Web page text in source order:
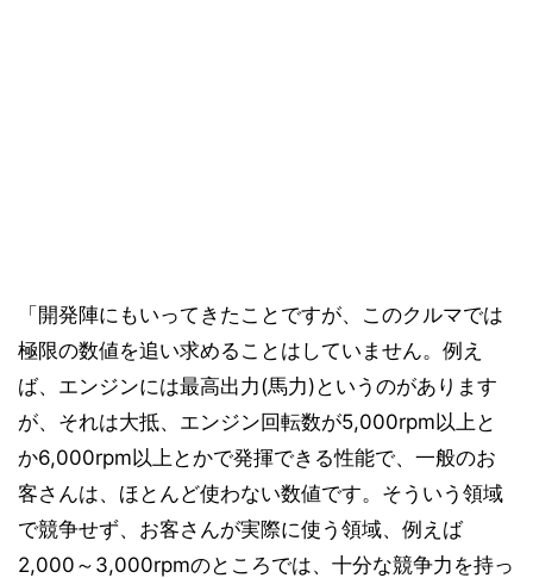
「開発陣にもいってきたことですが、このクルマでは
極限の数値を追い求めることはしていません。例え
ば、エンジンには最高出力(馬力)というのがあります
が、それは大抵、エンジン回転数が5,000rpm以上と
か6,000rpm以上とかで発揮できる性能で、一般のお
客さんは、ほとんど使わない数値です。そういう領域
で競争せず、お客さんが実際に使う領域、例えば
2,000～3,000rpmのところでは、十分な競争力を持っ